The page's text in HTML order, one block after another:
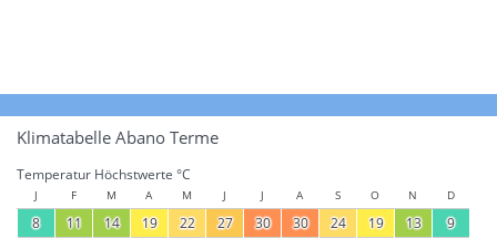
Klimatabelle Abano Terme
Temperatur Höchstwerte °C
J F M A M J J A S O N D
8 11 14 19 22 27 30 30 24 19 13 9